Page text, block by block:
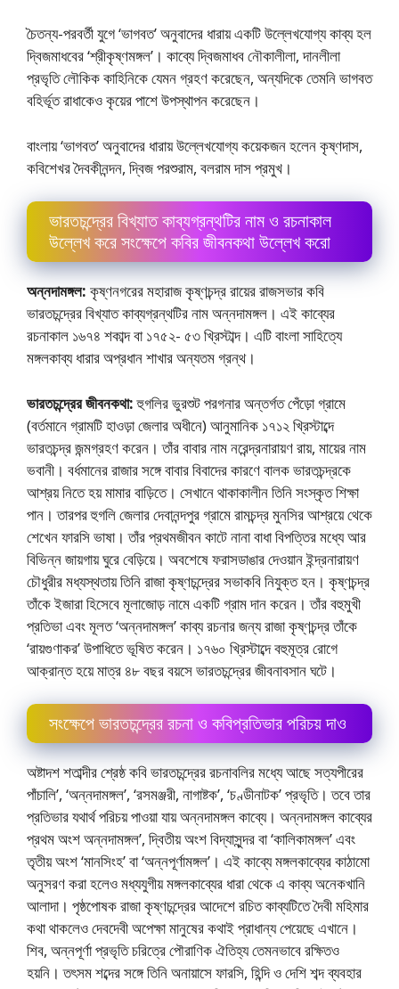
চৈতন্য-পরবর্তী যুগে ‘ভাগবত’ অনুবাদের ধারায় একটি উল্লেখযােগ্য কাব্য হল
দ্বিজমাধবের ‘শ্রীকৃষ্ণমঙ্গল’। কাব্যে দ্বিজমাধব নৌকালীলা, দানলীলা
প্রভৃতি লৌকিক কাহিনিকে যেমন গ্রহণ করেছেন, অন্যদিকে তেমনি ভাগবত
বহির্ভূত রাধাকেও কৃয়ের পাশে উপস্থাপন করেছেন।
বাংলায় ‘ভাগবত’ অনুবাদের ধারায় উল্লেখযােগ্য কয়েকজন হলেন কৃষ্ণদাস,
কবিশেখর দৈবকীনন্দন, দ্বিজ পরশুরাম, বলরাম দাস প্রমুখ।
ভারতচন্দ্রের বিখ্যাত কাব্যগ্রন্থটির নাম ও রচনাকাল
উল্লেখ করে সংক্ষেপে কবির জীবনকথা উল্লেখ করাে
অন্নদামঙ্গল: কৃষ্ণনগরের মহারাজ কৃষ্ণচন্দ্র রায়ের রাজসভার কবি
ভারতচন্দ্রের বিখ্যাত কাব্যগ্রন্থটির নাম অন্নদামঙ্গল। এই কাব্যের
রচনাকাল ১৬৭৪ শকাব্দ বা ১৭৫২- ৫৩ খ্রিস্টাব্দ। এটি বাংলা সাহিত্যে
মঙ্গলকাব্য ধারার অপ্রধান শাখার অন্যতম গ্রন্থ।
ভারতচন্দ্রের জীবনকথা:হুগলির ভুরশুট পরগনার অন্তর্গত পেঁড়াে গ্রামে
(বর্তমানে গ্রামটি হাওড়া জেলার অধীনে) আনুমানিক ১৭১২ খ্রিস্টাব্দে
ভারতচন্দ্র জন্মগ্রহণ করেন। তাঁর বাবার নাম নরেন্দ্রনারায়ণ রায়, মায়ের নাম
ভবানী। বর্ধমানের রাজার সঙ্গে বাবার বিবাদের কারণে বালক ভারতচন্দ্রকে
আশ্রয় নিতে হয় মামার বাড়িতে। সেখানে থাকাকালীন তিনি সংস্কৃত শিক্ষা
পান। তারপর হুগলি জেলার দেবানন্দপুর গ্রামে রামচন্দ্র মুনসির আশ্রয়ে থেকে
শেখেন ফারসি ভাষা। তাঁর প্রথমজীবন কাটে নানা বাধা বিপত্তির মধ্যে আর
বিভিন্ন জায়গায় ঘুরে বেড়িয়ে। অবশেষে ফরাসডাঙার দেওয়ান ইন্দ্রনারায়ণ
চৌধুরীর মধ্যস্থতায় তিনি রাজা কৃষ্ণচন্দ্রের সভাকবি নিযুক্ত হন। কৃষ্ণচন্দ্র
তাঁকে ইজারা হিসেবে মূলাজোড় নামে একটি গ্রাম দান করেন। তাঁর বহুমুখী
প্রতিভা এবং মূলত ‘অন্নদামঙ্গল’ কাব্য রচনার জন্য রাজা কৃষ্ণচন্দ্র তাঁকে
‘রায়গুণাকর’ উপাধিতে ভূষিত করেন। ১৭৬০ খ্রিস্টাব্দে বহুমূত্র রােগে
আক্রান্ত হয়ে মাত্র ৪৮ বছর বয়সে ভারতচন্দ্রের জীবনাবসান ঘটে।
সংক্ষেপে ভারতচন্দ্রের রচনা ও কবিপ্রতিভার পরিচয় দাও
অষ্টাদশ শতাব্দীর শ্রেষ্ঠ কবি ভারতচন্দ্রের রচনাবলির মধ্যে আছে সত্যপীরের
পাঁচালি’, ‘অন্নদামঙ্গল’, ‘রসমঞ্জরী, নাগাষ্টক’, ‘চণ্ডীনাটক’ প্রভৃতি। তবে তার
প্রতিভার যথার্থ পরিচয় পাওয়া যায় অন্নদামঙ্গল কাব্যে। অন্নদামঙ্গল কাব্যের
প্রথম অংশ অন্নদামঙ্গল’, দ্বিতীয় অংশ বিদ্যাসুন্দর বা ‘কালিকামঙ্গল’ এবং
তৃতীয় অংশ ‘মানসিংহ’ বা ‘অন্নপূর্ণামঙ্গল’। এই কাব্যে মঙ্গলকাব্যের কাঠামাে
অনুসরণ করা হলেও মধ্যযুগীয় মঙ্গলকাব্যের ধারা থেকে এ কাব্য অনেকখানি
আলাদা। পৃষ্ঠপােষক রাজা কৃষ্ণচন্দ্রের আদেশে রচিত কাব্যটিতে দৈবী মহিমার
কথা থাকলেও দেবদেবী অপেক্ষা মানুষের কথাই প্রাধান্য পেয়েছে এখানে।
শিব, অন্নপূর্ণা প্রভৃতি চরিত্রে পৌরাণিক ঐতিহ্য তেমনভাবে রক্ষিতও
হয়নি। তৎসম শব্দের সঙ্গে তিনি অনায়াসে ফারসি, হিন্দি ও দেশি শব্দ ব্যবহার